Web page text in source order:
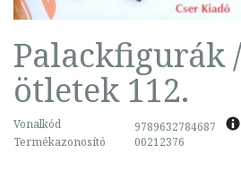
Palackfigurák
ötletek 112.
Vonalkód
9789632784687
Termékazonosító
00212376